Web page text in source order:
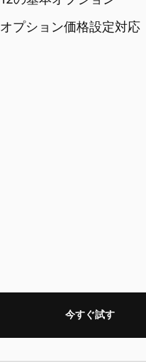
オプション価格設定対応
今すぐ試す